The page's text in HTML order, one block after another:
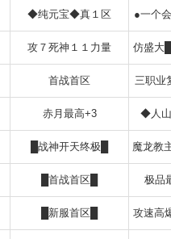
◆纯元宝◆真１区 ●一个
攻７死神１１力量 仿盛大
首战首区 三职业
赤月最高+3 ◆人
█战神开天终极█ 魔龙教
█首战首区█ 极品
█新服首区█ 攻速高